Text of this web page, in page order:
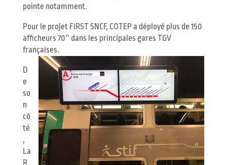
pointe notamment.
Pour le projet FIRST SNCF, COTEP a déployé plus de 150
afficheurs 70’’ dans les principales gares TGV
françaises.
D
e
so
n
cô
té
,
La
R